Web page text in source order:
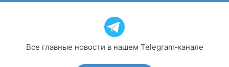
Все главные новости в нашем Telegram‑канале